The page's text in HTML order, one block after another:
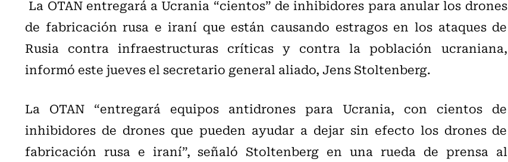
La OTAN entregará a Ucrania “cientos” de inhibidores para anular los drones
de fabricación rusa e iraní que están causando estragos en los ataques de
Rusia contra infraestructuras críticas y contra la población ucraniana,
informó este jueves el secretario general aliado, Jens Stoltenberg.
La OTAN “entregará equipos antidrones para Ucrania, con cientos de
inhibidores de drones que pueden ayudar a dejar sin efecto los drones de
fabricación rusa e iraní”, señaló Stoltenberg en una rueda de prensa al